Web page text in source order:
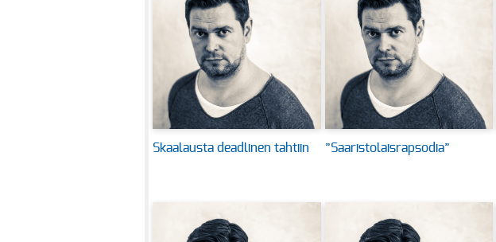
Skaalausta deadlinen tahtiin ”Saaristolaisrapsodia”